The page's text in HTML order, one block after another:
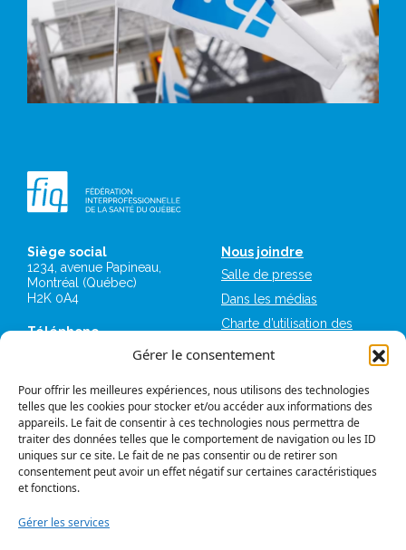
Gérer le consentement
Pour offrir les meilleures expériences, nous utilisons des technologies
telles que les cookies pour stocker et/ou accéder aux informations des
appareils. Le fait de consentir à ces technologies nous permettra de
traiter des données telles que le comportement de navigation ou les ID
uniques sur ce site. Le fait de ne pas consentir ou de retirer son
consentement peut avoir un effet négatif sur certaines caractéristiques
et fonctions.
Gérer les services
Siège social
1234, avenue Papineau,
Montréal (Québec)
H2K 0A4
Téléphone
Télécopieur
514 987-7273
1 877 987-7273
Nous joindre
Salle de presse
Dans les médias
Charte d’utilisation des
de la FIQ
Logos et normes
graphiques
FIQ Militantes
IntraFIQ